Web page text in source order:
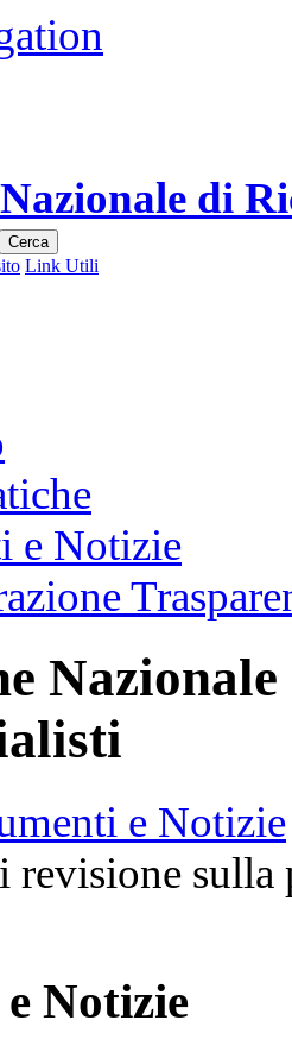
di
Cerca
Link Utili
e Notizie
e Notizie
revisione
Notizie